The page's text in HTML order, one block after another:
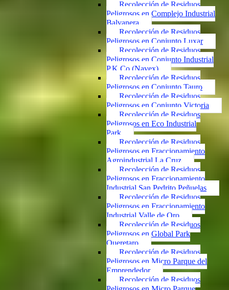
Recolección de Residuos
Peligrosos en Complejo Industrial
Balvanera
Recolección de Residuos
Peligrosos en Conjunto Luxar
Recolección de Residuos
Peligrosos en Conjunto Industrial
P.K.Co (Navex)
Recolección de Residuos
Peligrosos en Conjunto Tauro
Recolección de Residuos
Peligrosos en Conjunto Victoria
Recolección de Residuos
Peligrosos en Eco Industrial
Park
Recolección de Residuos
Peligrosos en Fraccionamiento
Agroindustrial La Cruz
Recolección de Residuos
Peligrosos en Fraccionamiento
Industrial San Pedrito Peñuelas
Recolección de Residuos
Peligrosos en Fraccionamiento
Industrial Valle de Oro
Recolección de Residuos
Peligrosos en Global Park
Queretaro
Recolección de Residuos
Peligrosos en Micro Parque del
Emprendedor
Recolección de Residuos